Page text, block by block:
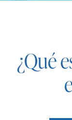
¿Qué